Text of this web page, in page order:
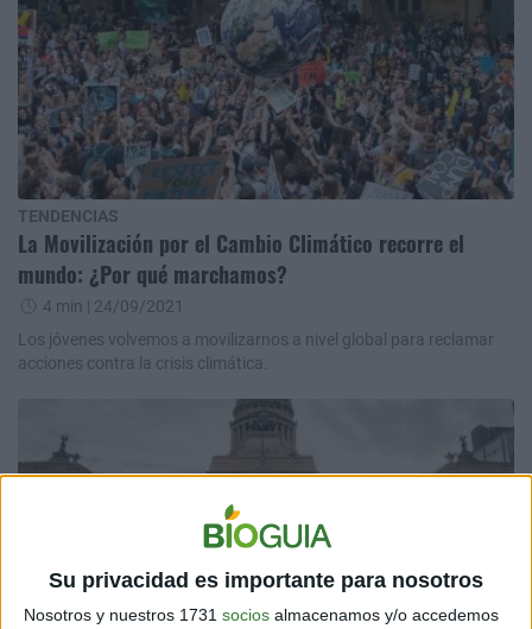
Su privacidad es importante para nosotros
Nosotros y nuestros 1731 socios almacenamos y/o accedemos
TENDENCIAS
La Movilización por el Cambio Climático recorre el
mundo: ¿Por qué marchamos?
4 min | 24/09/2021
Los jóvenes volvemos a movilizarnos a nivel global para reclamar
acciones contra la crisis climática.